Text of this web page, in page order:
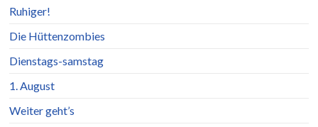
Ruhiger!
Die Hüttenzombies
Dienstags-samstag
1. August
Weiter geht’s